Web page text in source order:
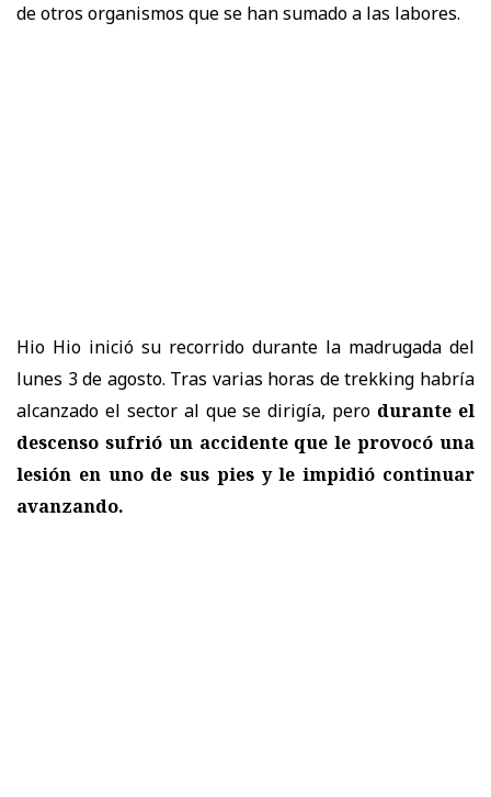
de otros organismos que se han sumado a las labores.
Hio Hio inició su recorrido durante la madrugada del
lunes 3 de agosto. Tras varias horas de trekking habría
alcanzado el sector al que se dirigía, pero durante el
descenso sufrió un accidente que le provocó una
lesión en uno de sus pies y le impidió continuar
avanzando.